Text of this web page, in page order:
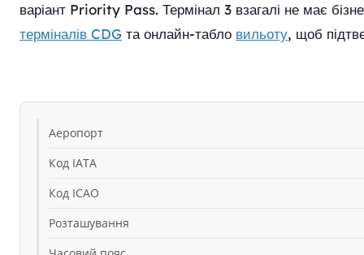
варіант Priority Pass. Термінал 3 взагалі не має
терміналів CDG та онлайн-табло вильоту, щоб
Аеропорт
Код IATA
Код ICAO
Розташування